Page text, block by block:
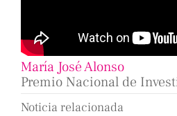
María José Alonso
Premio Nacional de
Noticia relacionada